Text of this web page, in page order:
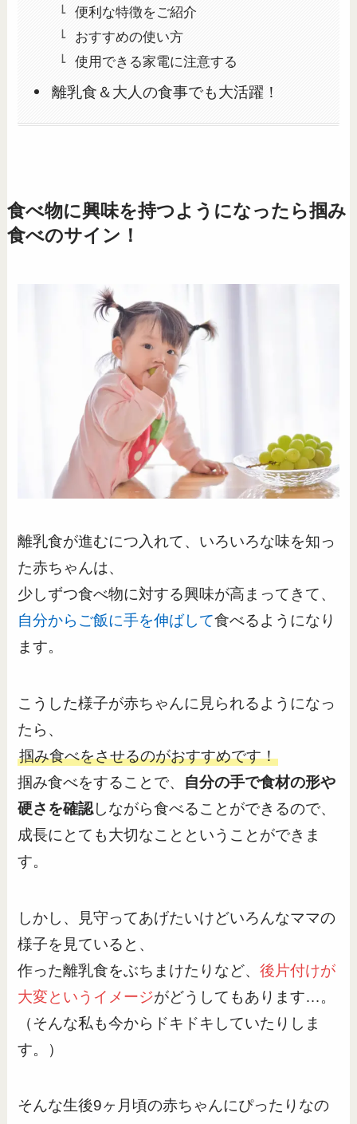
便利な特徴をご紹介
おすすめの使い方
使用できる家電に注意する
離乳食＆大人の食事でも大活躍！
食べ物に興味を持つようになったら掴み
食べのサイン！
離乳食が進むにつ入れて、いろいろな味を知っ
た赤ちゃんは、
少しずつ食べ物に対する興味が高まってきて、
自分からご飯に手を伸ばして食べるようになり
ます。
こうした様子が赤ちゃんに見られるようになっ
たら、
掴み食べをさせるのがおすすめです！
掴み食べをすることで、 自分の手で食材の形や
硬さを確認しながら食べることができるので、
成長にとても大切なことということができま
す。
しかし、見守ってあげたいけどいろんなママの
様子を見ていると、
作った離乳食をぶちまけたりなど、後片付けが
大変というイメージがどうしてもあります…。
（そんな私も今からドキドキしていたりしま
す。）
そんな生後9ヶ月頃の赤ちゃんにぴったりなの